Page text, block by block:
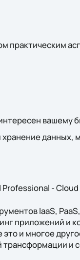
практическим
вашему
данных,
Professional -
IaaS,
приложений и
и многое
и